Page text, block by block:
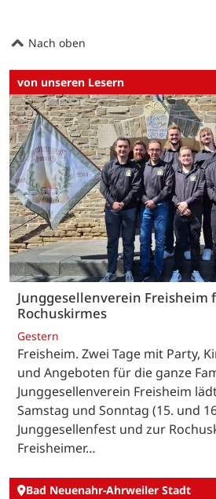
Nach oben
von unseren Lesern
Junggesellenverein Freisheim
Rochuskirmes
Gestern
Freisheim. Zwei Tage mit Party,
und Angeboten für die ganze
Junggesellenverein Freisheim
Samstag und Sonntag (15. und
Junggesellenfest und zur
Freisheimer…
Bad Neuenahr-Ahrweiler Stadt